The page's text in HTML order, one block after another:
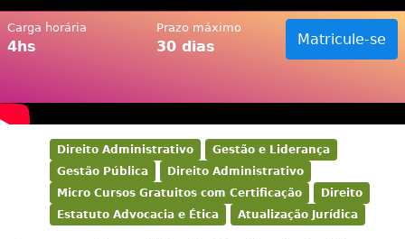
Carga horária
4hs
Prazo máximo
30 dias Matricule-se
Direito Administrativo
Gestão e Liderança
Gestão Pública
Direito Administrativo
Micro Cursos Gratuitos com Certificação
Direito
Estatuto Advocacia e Ética
Atualização Jurídica